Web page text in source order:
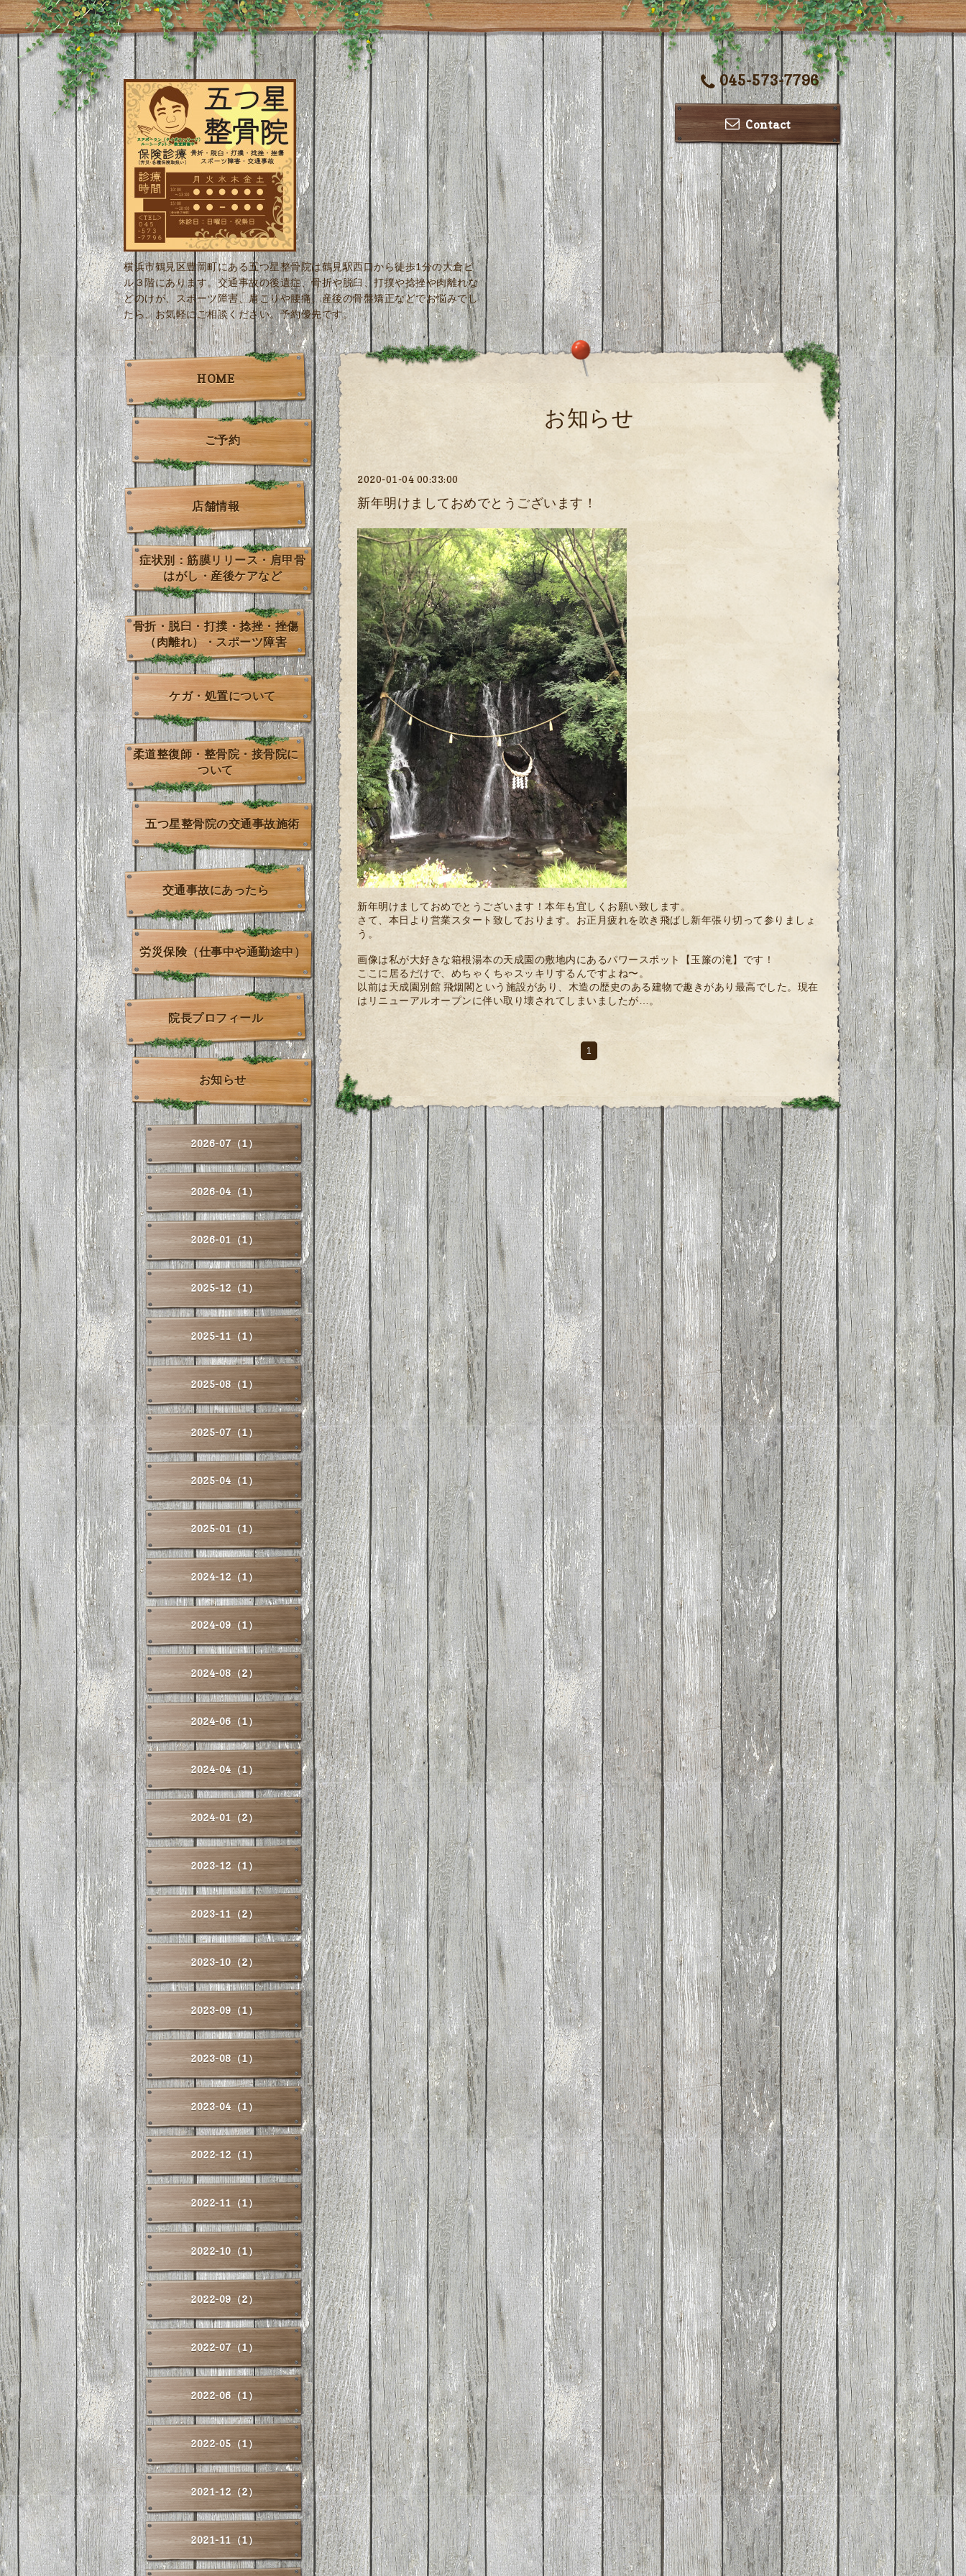
045-573-7796
Contact
横浜市鶴見区豊岡町にある五つ星整骨院は鶴見駅西口から徒歩1分の大倉ビ
ル３階にあります。交通事故の後遺症、骨折や脱臼、打撲や捻挫や肉離れな
どのけが、スポーツ障害、肩こりや腰痛、産後の骨盤矯正などでお悩みでし
たら、お気軽にご相談ください。予約優先です。
お知らせ
2020-01-04 00:33:00
新年明けましておめでとうございます！
新年明けましておめでとうございます！本年も宜しくお願い致します。
さて、本日より営業スタート致しております。お正月疲れを吹き飛ばし新年張り切って参りましょ
う。
画像は私が大好きな箱根湯本の天成園の敷地内にあるパワースポット【玉簾の滝】です！
ここに居るだけで、めちゃくちゃスッキリするんですよね〜。
以前は天成園別館 飛烟閣という施設があり、木造の歴史のある建物で趣きがあり最高でした。現在
はリニューアルオープンに伴い取り壊されてしまいましたが…。
1
HOME
ご予約
店舗情報
症状別：筋膜リリース・肩甲骨
はがし・産後ケアなど
骨折・脱臼・打撲・捻挫・挫傷
（肉離れ）・スポーツ障害
ケガ・処置について
柔道整復師・整骨院・接骨院に
ついて
五つ星整骨院の交通事故施術
交通事故にあったら
労災保険（仕事中や通勤途中）
院長プロフィール
お知らせ
2026-07（1）
2026-04（1）
2026-01（1）
2025-12（1）
2025-11（1）
2025-08（1）
2025-07（1）
2025-04（1）
2025-01（1）
2024-12（1）
2024-09（1）
2024-08（2）
2024-06（1）
2024-04（1）
2024-01（2）
2023-12（1）
2023-11（2）
2023-10（2）
2023-09（1）
2023-08（1）
2023-04（1）
2022-12（1）
2022-11（1）
2022-10（1）
2022-09（2）
2022-07（1）
2022-06（1）
2022-05（1）
2021-12（2）
2021-11（1）